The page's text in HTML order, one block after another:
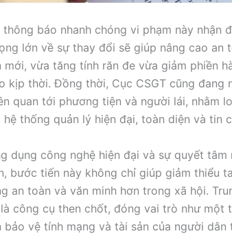
thông báo nhanh chóng vi phạm này
lớn về sự thay đổi sẽ giúp nâng cao an
mới, vừa tăng tính răn đe vừa giảm phiền
kịp thời. Đồng thời, Cục CSGT cũng
quan tới phương tiện và người lái, nhằm
hệ thống quản lý hiện đại, toàn diện và tin
dụng công nghệ hiện đại và sự quyết
bước tiến này không chỉ giúp giảm thiểu
an toàn và văn minh hơn trong xã hội.
công cụ then chốt, đóng vai trò như một
bảo vệ tính mạng và tài sản của người dân